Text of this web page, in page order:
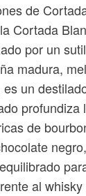
de
Cortada
por un
madura,
un
profundiza
de
al